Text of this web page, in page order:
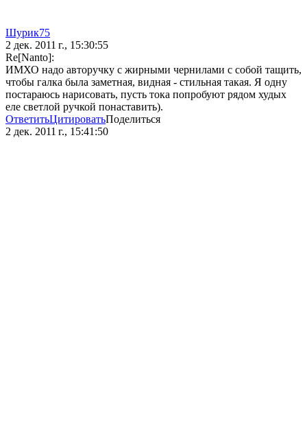
Шурик75
2 дек. 2011 г., 15:30:55
Re[Nanto]:
ИМХО надо авторучку с жирными чернилами с собой тащить,
чтобы галка была заметная, видная - стильная такая. Я одну
постараюсь нарисовать, пусть тока попробуют рядом худых
еле светлой ручкой понаставить).
ОтветитьЦитироватьПоделиться
2 дек. 2011 г., 15:41:50